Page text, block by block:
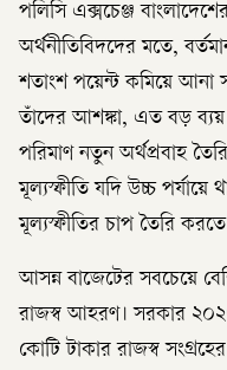
পলিসি এক্সচেঞ্জ
অর্থনীতিবিদদের মতে,
শতাংশ পয়েন্ট কমিয়ে আনা
তাঁদের আশঙ্কা, এত বড় ব্যয়
পরিমাণ নতুন অর্থপ্রবাহ
মূল্যস্ফীতি যদি উচ্চ
মূল্যস্ফীতির চাপ তৈরি করতে
আসন্ন বাজেটের সবচেয়ে
রাজস্ব আহরণ। সরকার
কোটি টাকার রাজস্ব